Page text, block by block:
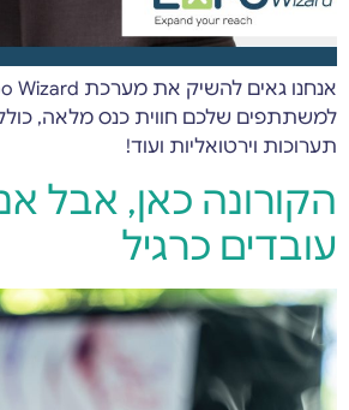
תערוכות וירטואליות ועוד!
הקורונה כאן, אבל
עובדים כרגיל